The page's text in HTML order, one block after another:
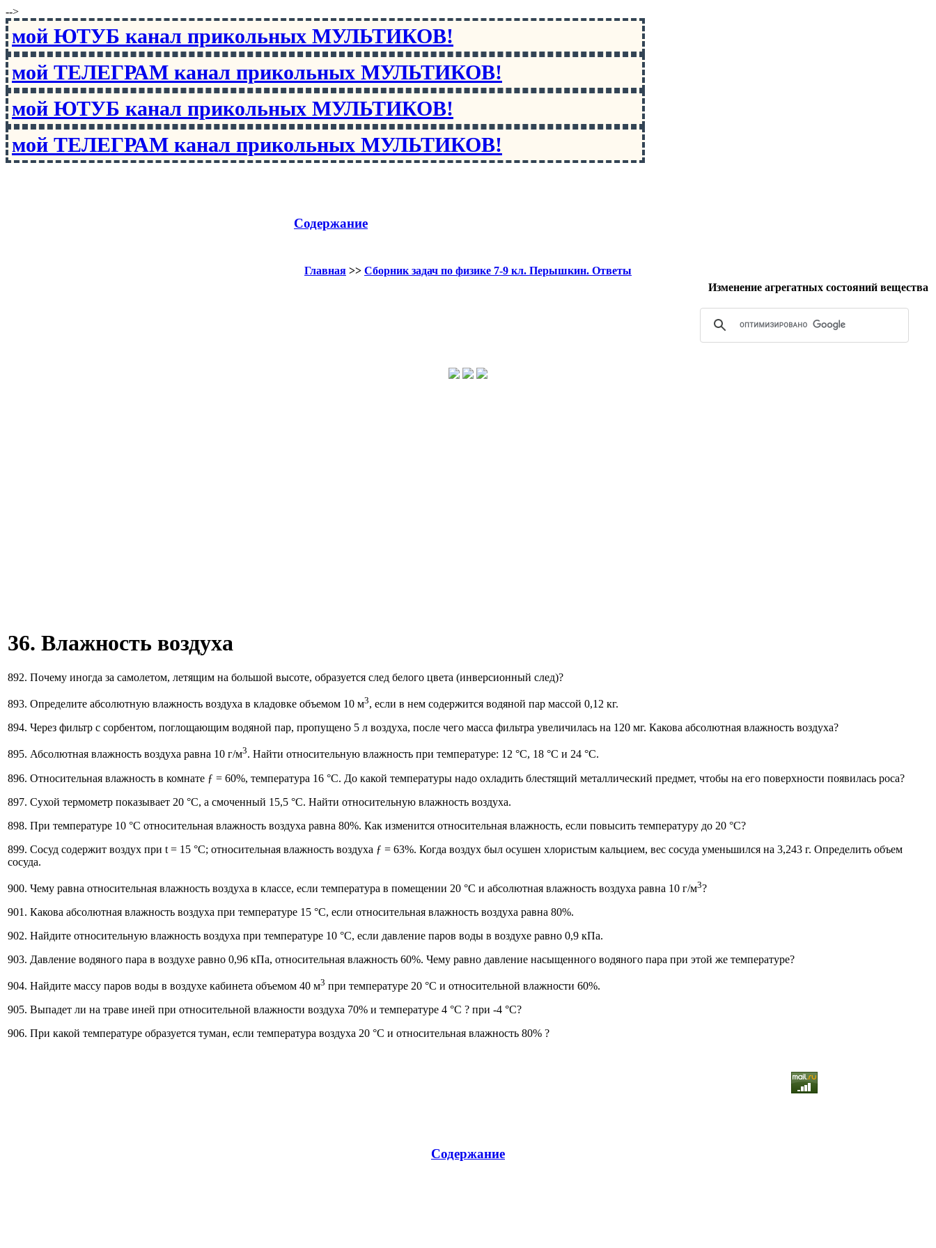
-->
мой ЮТУБ канал прикольных МУЛЬТИКОВ!
мой ТЕЛЕГРАМ канал прикольных МУЛЬТИКОВ!
мой ЮТУБ канал прикольных МУЛЬТИКОВ!
мой ТЕЛЕГРАМ канал прикольных МУЛЬТИКОВ!
Содержание
Главная >> Сборник задач по физике 7-9 кл. Перышкин. Ответы
Изменение агрегатных состояний вещества
36. Влажность воздуха
892. Почему иногда за самолетом, летящим на большой высоте, образуется след белого цвета (инверсионный след)?
893. Определите абсолютную влажность воздуха в кладовке объемом 10 м3, если в нем содержится водяной пар массой 0,12 кг.
894. Через фильтр с сорбентом, поглощающим водяной пар, пропущено 5 л воздуха, после чего масса фильтра увеличилась на 120 мг. Какова абсолютная влажность воздуха?
895. Абсолютная влажность воздуха равна 10 г/м3. Найти относительную влажность при температуре: 12 °С, 18 °С и 24 °С.
896. Относительная влажность в комнате ƒ = 60%, температура 16 °С. До какой температуры надо охладить блестящий металлический предмет, чтобы на его поверхности появилась роса?
897. Сухой термометр показывает 20 °С, а смоченный 15,5 °С. Найти относительную влажность воздуха.
898. При температуре 10 °С относительная влажность воздуха равна 80%. Как изменится относительная влажность, если повысить температуру до 20 °С?
899. Сосуд содержит воздух при t = 15 °С; относительная влажность воздуха ƒ = 63%. Когда воздух был осушен хлористым кальцием, вес сосуда уменьшился на 3,243 г. Определить объем
сосуда.
900. Чему равна относительная влажность воздуха в классе, если температура в помещении 20 °С и абсолютная влажность воздуха равна 10 г/м3?
901. Какова абсолютная влажность воздуха при температуре 15 °С, если относительная влажность воздуха равна 80%.
902. Найдите относительную влажность воздуха при температуре 10 °С, если давление паров воды в воздухе равно 0,9 кПа.
903. Давление водяного пара в воздухе равно 0,96 кПа, относительная влажность 60%. Чему равно давление насыщенного водяного пара при этой же температуре?
904. Найдите массу паров воды в воздухе кабинета объемом 40 м3 при температуре 20 °С и относительной влажности 60%.
905. Выпадет ли на траве иней при относительной влажности воздуха 70% и температуре 4 °С ? при -4 °С?
906. При какой температуре образуется туман, если температура воздуха 20 °С и относительная влажность 80% ?
Содержание